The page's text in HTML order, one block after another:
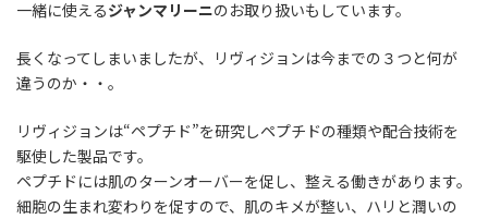
一緒に使えるジャンマリーニのお取り扱いもしています。
長くなってしまいましたが、 リヴィジョンは今までの３つと何が
違うのか・・。
リヴィジョンは“ペプチド”を研究しペプチドの種類や配合技術を
駆使した製品です。
ペプチドには肌のターンオーバーを促し、整える働きがあります。
細胞の生まれ変わりを促すので、肌のキメが整い、ハリと潤いの